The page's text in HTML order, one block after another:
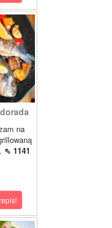
na
⇖ 1141